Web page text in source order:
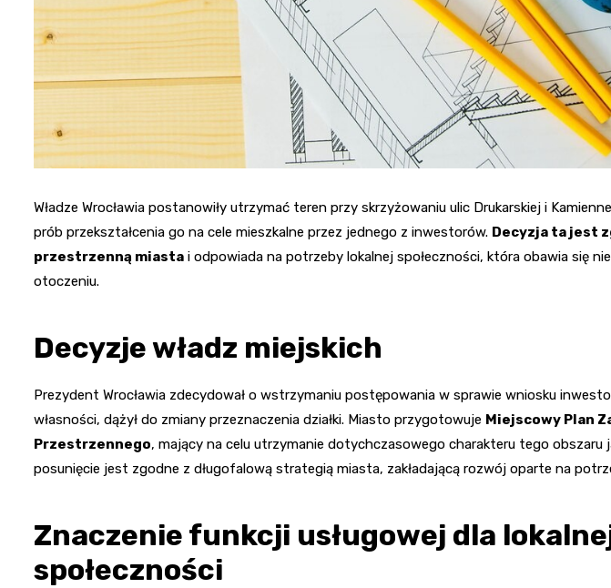
Władze Wrocławia postanowiły utrzymać teren przy skrzyżowaniu ulic Drukarskiej i
prób przekształcenia go na cele mieszkalne przez jednego z inwestorów. Decyzja ta jest
przestrzenną miasta i odpowiada na potrzeby lokalnej społeczności, która obawia się
otoczeniu.
Decyzje władz miejskich
Prezydent Wrocławia zdecydował o wstrzymaniu postępowania w sprawie wniosku
własności, dążył do zmiany przeznaczenia działki. Miasto przygotowuje Miejscowy Plan
Przestrzennego, mający na celu utrzymanie dotychczasowego charakteru tego obszaru
posunięcie jest zgodne z długofalową strategią miasta, zakładającą rozwój oparte na
Znaczenie funkcji usługowej dla
społeczności